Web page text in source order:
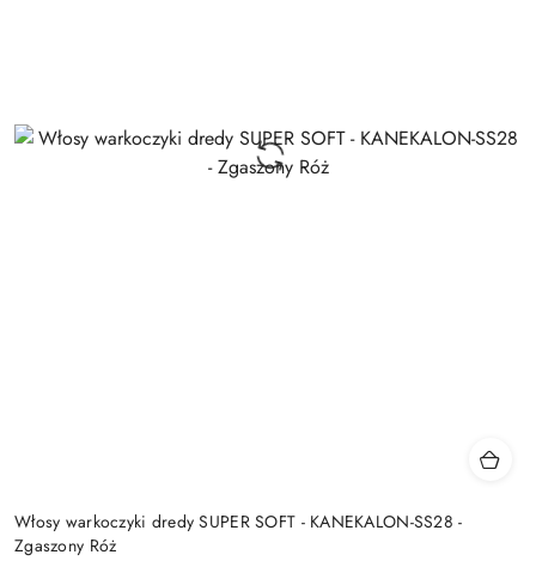
Włosy warkoczyki dredy SUPER SOFT - KANEKALON-SS28 -
Zgaszony Róż